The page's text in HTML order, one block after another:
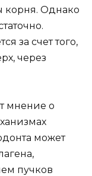
корня. Однако
за счет того,
через
мнение о
может
пучков